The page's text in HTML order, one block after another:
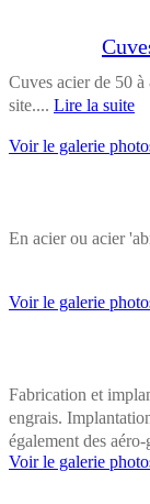
Cuves acier de 50
site.... Lire la suite
Voir le galerie
En acier ou acier
Voir le galerie
Fabrication et
engrais.
également des aéro-
Voir le galerie